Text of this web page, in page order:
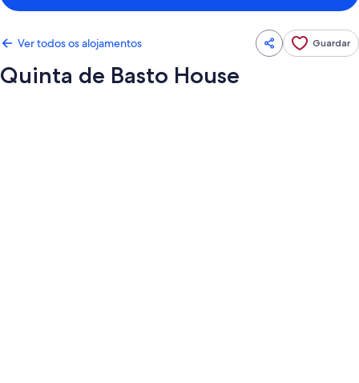
Ver todos os alojamentos Guardar
Quinta de Basto House